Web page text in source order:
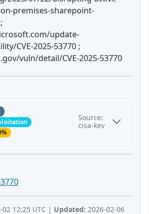
premises-sharepoint-
update-
CVE-2025-53770 ;
vuln/detail/CVE-2025-53770
Source:
cisa-kev
02 12:25 UTC | Updated: 2026-02-06